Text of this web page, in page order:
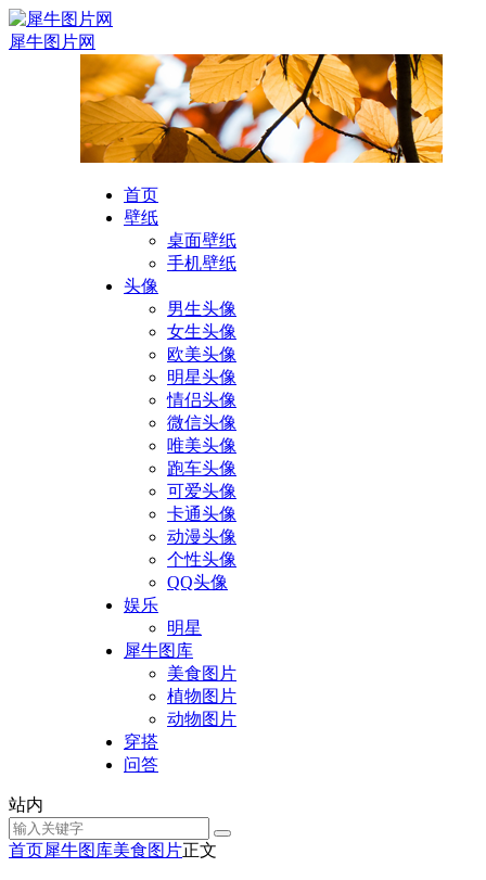
犀牛图片网
首页
壁纸
桌面壁纸
手机壁纸
头像
男生头像
女生头像
欧美头像
明星头像
情侣头像
微信头像
唯美头像
跑车头像
可爱头像
卡通头像
动漫头像
个性头像
QQ头像
娱乐
明星
犀牛图库
美食图片
植物图片
动物图片
穿搭
问答
站内
首页犀牛图库美食图片正文